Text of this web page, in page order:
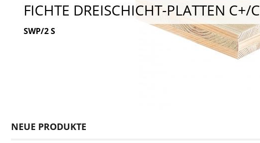
FICHTE DREISCHICHT-PLATTEN C+/C
SWP/2 S
NEUE PRODUKTE